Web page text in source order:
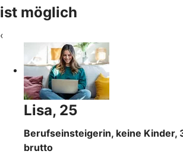
ist möglich
‹
Lisa, 25
Berufseinsteigerin, keine Kinder,
brutto